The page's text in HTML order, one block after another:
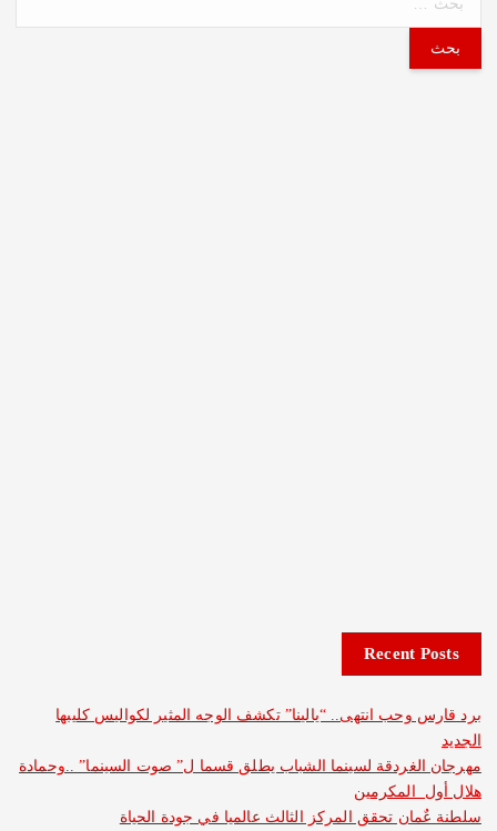
Recent
انتهى.. “يالينا” تكشف الوجه المثير لكواليس كليبها
لسينما الشباب يطلق قسما ل” صوت السينما” ..وحمادة
تحقق المركز الثالث عالميا في جودة الحياة